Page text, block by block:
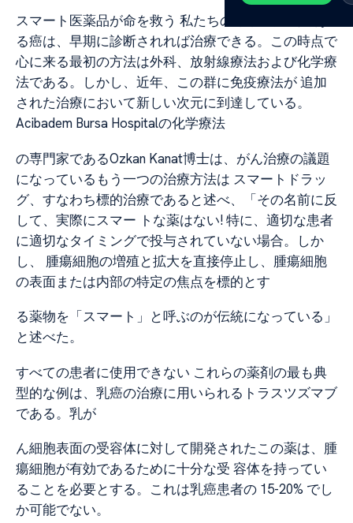
スマート医薬品が命を救う 私たちの年齢の病気であ
る癌は、早期に診断されれば治療できる。この時点で
心に来る最初の方法は外科、放射線療法および化学療
法である。しかし、近年、この群に免疫療法が 追加
された治療において新しい次元に到達している。
Acibadem Bursa Hospitalの化学療法
の専門家であるOzkan Kanat博士は、がん治療の議題
になっているもう一つの治療方法は スマートドラッ
グ、すなわち標的治療であると述べ、「その名前に反
して、実際にスマー トな薬はない! 特に、適切な患者
に適切なタイミングで投与されていない場合。しか
し、 腫瘍細胞の増殖と拡大を直接停止し、腫瘍細胞
の表面または内部の特定の焦点を標的とす
る薬物を「スマート」と呼ぶのが伝統になっている」
と述べた。
すべての患者に使用できない これらの薬剤の最も典
型的な例は、乳癌の治療に用いられるトラスツズマブ
である。乳が
ん細胞表面の受容体に対して開発されたこの薬は、腫
瘍細胞が有効であるために十分な受 容体を持ってい
ることを必要とする。これは乳癌患者の 15-20% でし
か可能でない。